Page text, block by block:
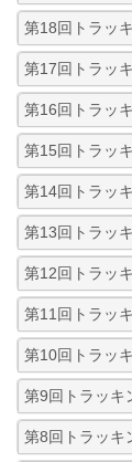
第18回トラッ
第17回トラッ
第16回トラッ
第15回トラッ
第14回トラッ
第13回トラッ
第12回トラッ
第11回トラッ
第10回トラッ
第9回トラッキ
第8回トラッキ